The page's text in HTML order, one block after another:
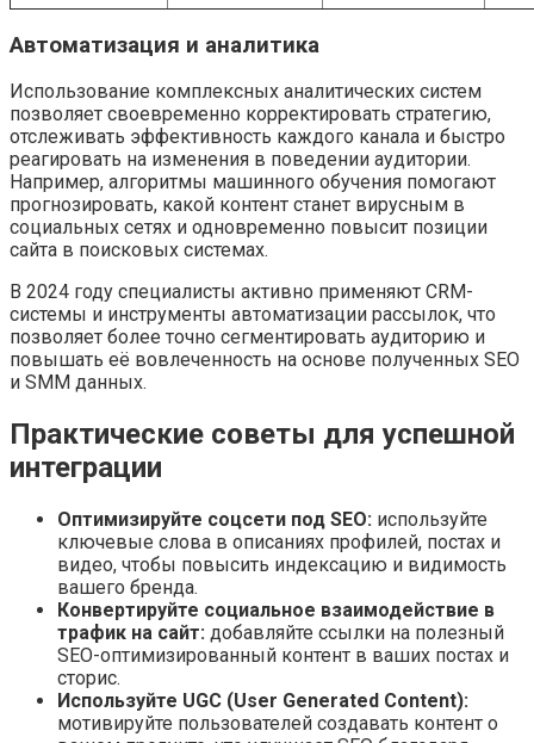
Автоматизация и аналитика
Использование комплексных аналитических систем
позволяет своевременно корректировать стратегию,
отслеживать эффективность каждого канала и быстро
реагировать на изменения в поведении аудитории.
Например, алгоритмы машинного обучения помогают
прогнозировать, какой контент станет вирусным в
социальных сетях и одновременно повысит позиции
сайта в поисковых системах.
В 2024 году специалисты активно применяют CRM-
системы и инструменты автоматизации рассылок, что
позволяет более точно сегментировать аудиторию и
повышать её вовлеченность на основе полученных SEO
и SMM данных.
Практические советы для успешной
интеграции
Оптимизируйте соцсети под SEO: используйте
ключевые слова в описаниях профилей, постах и
видео, чтобы повысить индексацию и видимость
вашего бренда.
Конвертируйте социальное взаимодействие в
трафик на сайт: добавляйте ссылки на полезный
SEO-оптимизированный контент в ваших постах и
сторис.
Используйте UGC (User Generated Content):
мотивируйте пользователей создавать контент о